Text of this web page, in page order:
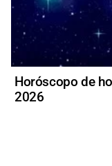
Horóscopo de
2026